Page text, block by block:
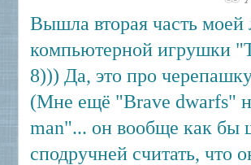
Вышла вторая часть
компьютерной игрушки
8))) Да, это про
(Мне ещё "Brave dwarfs"
man"... он вообще как бы
сподручней считать, что